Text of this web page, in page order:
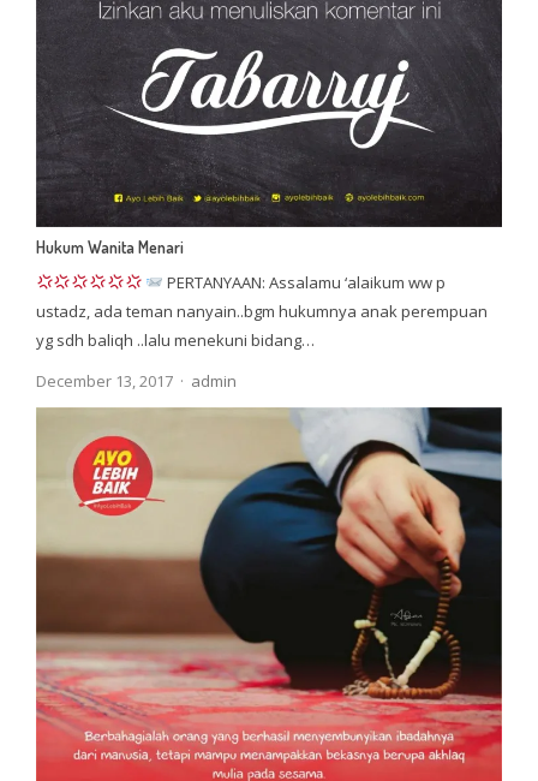
Hukum Wanita Menari
PERTANYAAN: Assalamu ‘alaikum ww p
ustadz, ada teman nanyain..bgm hukumnya anak perempuan
yg sdh baliqh ..lalu menekuni bidang…
December 13, 2017
Author
admin